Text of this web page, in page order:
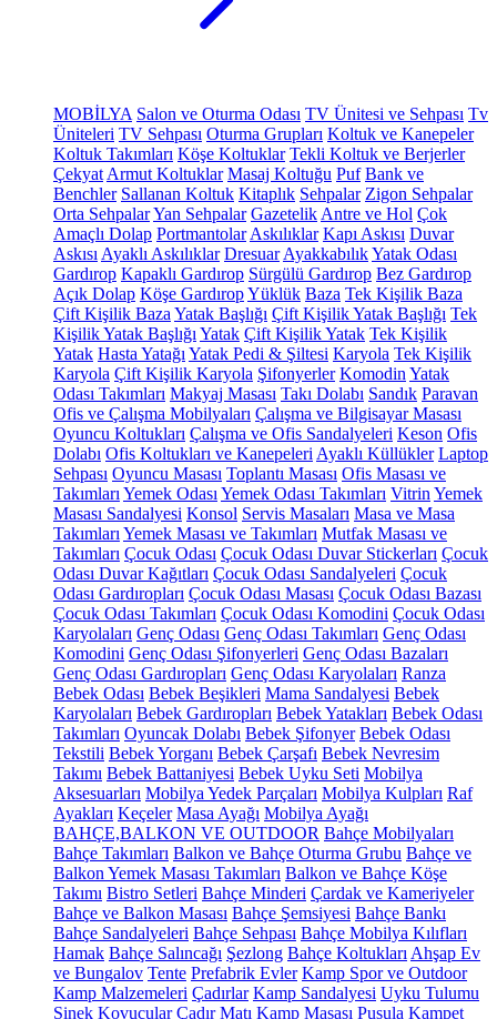
MOBİLYA Salon ve Oturma Odası TV Ünitesi ve Sehpası Tv
Üniteleri TV Sehpası Oturma Grupları Koltuk ve Kanepeler
Koltuk Takımları Köşe Koltuklar Tekli Koltuk ve Berjerler
Çekyat Armut Koltuklar Masaj Koltuğu Puf Bank ve
Benchler Sallanan Koltuk Kitaplık Sehpalar Zigon Sehpalar
Orta SehpalarYan Sehpalar Gazetelik Antre ve Hol Çok
Amaçlı Dolap Portmantolar Askılıklar Kapı Askısı Duvar
Askısı Ayaklı Askılıklar Dresuar AyakkabılıkYatak Odası
Gardırop Kapaklı Gardırop Sürgülü Gardırop Bez Gardırop
Açık Dolap Köşe GardıropYüklük Baza Tek Kişilik Baza
Çift Kişilik Baza Yatak Başlığı Çift Kişilik Yatak Başlığı Tek
Kişilik Yatak Başlığı Yatak Çift Kişilik Yatak Tek Kişilik
Yatak Hasta Yatağı Yatak Pedi & Şiltesi Karyola Tek Kişilik
Karyola Çift Kişilik Karyola Şifonyerler Komodin Yatak
Odası Takımları Makyaj Masası Takı Dolabı Sandık Paravan
Ofis ve Çalışma Mobilyaları Çalışma ve Bilgisayar Masası
Oyuncu Koltukları Çalışma ve Ofis Sandalyeleri Keson Ofis
Dolabı Ofis Koltukları ve Kanepeleri Ayaklı Küllükler Laptop
Sehpası Oyuncu Masası Toplantı Masası Ofis Masası ve
Takımları Yemek Odası Yemek Odası Takımları Vitrin Yemek
Masası Sandalyesi Konsol Servis Masaları Masa ve Masa
Takımları Yemek Masası ve Takımları Mutfak Masası ve
Takımları Çocuk Odası Çocuk Odası Duvar Stickerları Çocuk
Odası Duvar Kağıtları Çocuk Odası Sandalyeleri Çocuk
Odası Gardıropları Çocuk Odası Masası Çocuk Odası Bazası
Çocuk Odası Takımları Çocuk Odası Komodini Çocuk Odası
Karyolaları Genç Odası Genç Odası Takımları Genç Odası
Komodini Genç Odası Şifonyerleri Genç Odası Bazaları
Genç Odası Gardıropları Genç Odası Karyolaları Ranza
Bebek Odası Bebek Beşikleri Mama Sandalyesi Bebek
Karyolaları Bebek Gardıropları Bebek Yatakları Bebek Odası
Takımları Oyuncak Dolabı Bebek Şifonyer Bebek Odası
Tekstili Bebek Yorganı Bebek Çarşafı Bebek Nevresim
Takımı Bebek Battaniyesi Bebek Uyku Seti Mobilya
Aksesuarları Mobilya Yedek Parçaları Mobilya Kulpları Raf
Ayakları Keçeler Masa Ayağı Mobilya Ayağı
BAHÇE,BALKON VE OUTDOOR Bahçe Mobilyaları
Bahçe Takımları Balkon ve Bahçe Oturma Grubu Bahçe ve
Balkon Yemek Masası Takımları Balkon ve Bahçe Köşe
Takımı Bistro Setleri Bahçe Minderi Çardak ve Kameriyeler
Bahçe ve Balkon Masası Bahçe Şemsiyesi Bahçe Bankı
Bahçe Sandalyeleri Bahçe Sehpası Bahçe Mobilya Kılıfları
Hamak Bahçe Salıncağı Şezlong Bahçe Koltukları Ahşap Ev
ve Bungalov Tente Prefabrik Evler Kamp Spor ve Outdoor
Kamp Malzemeleri Çadırlar Kamp Sandalyesi Uyku Tulumu
Sinek Kovucular Çadır Matı Kamp Masası Pusula Kampet